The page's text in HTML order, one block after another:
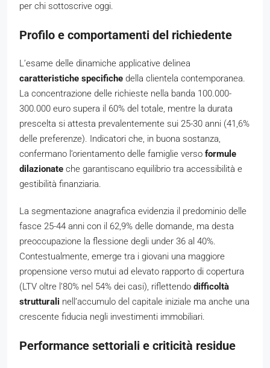
per chi sottoscrive oggi.
Profilo e comportamenti del richiedente
L’esame delle dinamiche applicative delinea
caratteristiche specifiche della clientela contemporanea.
La concentrazione delle richieste nella banda 100.000-
300.000 euro supera il 60% del totale, mentre la durata
prescelta si attesta prevalentemente sui 25-30 anni (41,6%
delle preferenze). Indicatori che, in buona sostanza,
confermano l’orientamento delle famiglie verso formule
dilazionate che garantiscano equilibrio tra accessibilità e
gestibilità finanziaria.
La segmentazione anagrafica evidenzia il predominio delle
fasce 25-44 anni con il 62,9% delle domande, ma desta
preoccupazione la flessione degli under 36 al 40%.
Contestualmente, emerge tra i giovani una maggiore
propensione verso mutui ad elevato rapporto di copertura
(LTV oltre l’80% nel 54% dei casi), riflettendo difficoltà
strutturali nell’accumulo del capitale iniziale ma anche una
crescente fiducia negli investimenti immobiliari.
Performance settoriali e criticità residue